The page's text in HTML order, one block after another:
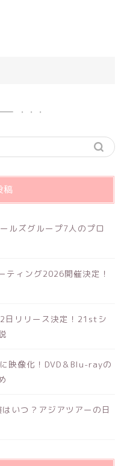
稿
ルズグループ7人のプロ
ティング2026開催決定！
日リリース決定！21stシ
映像化！DVD＆Blu-rayの
いつ？アジアツアーの日